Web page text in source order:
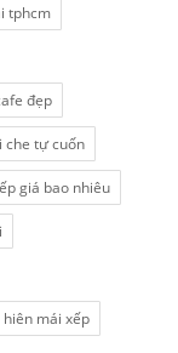
tphcm
đẹp
che tự cuốn
giá bao nhiêu
hiên mái xếp